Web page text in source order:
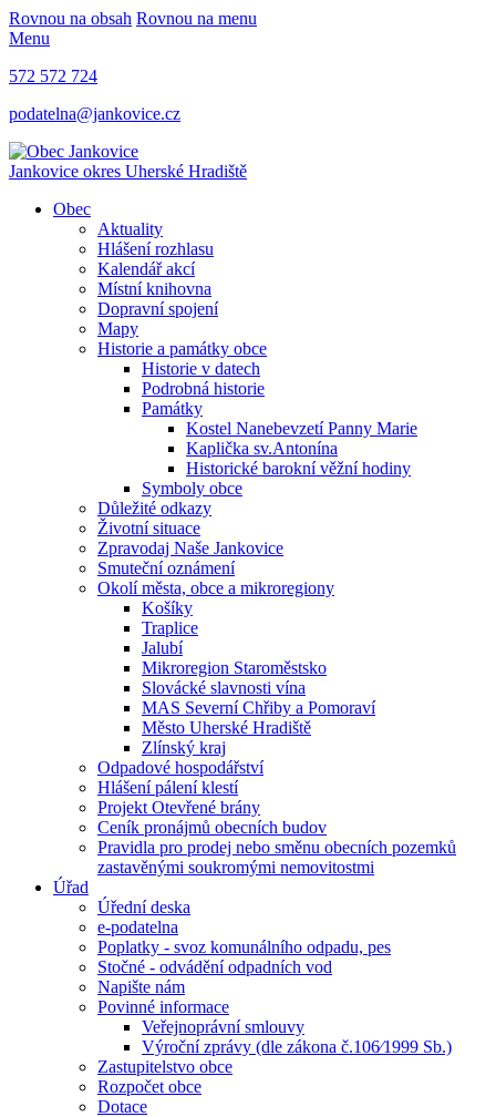
Rovnou na obsah Rovnou na menu
Menu
572 572 724
podatelna@jankovice.cz
Jankovice okres Uherské Hradiště
Obec
Aktuality
Hlášení rozhlasu
Kalendář akcí
Místní knihovna
Dopravní spojení
Mapy
Historie a památky obce
Historie v datech
Podrobná historie
Památky
Kostel Nanebevzetí Panny Marie
Kaplička sv.Antonína
Historické barokní věžní hodiny
Symboly obce
Důležité odkazy
Životní situace
Zpravodaj Naše Jankovice
Smuteční oznámení
Okolí města, obce a mikroregiony
Košíky
Traplice
Jalubí
Mikroregion Staroměstsko
Slovácké slavnosti vína
MAS Severní Chřiby a Pomoraví
Město Uherské Hradiště
Zlínský kraj
Odpadové hospodářství
Hlášení pálení klestí
Projekt Otevřené brány
Ceník pronájmů obecních budov
Pravidla pro prodej nebo směnu obecních pozemků
zastavěnými soukromými nemovitostmi
Úřad
Úřední deska
e-podatelna
Poplatky - svoz komunálního odpadu, pes
Stočné - odvádění odpadních vod
Napište nám
Povinné informace
Veřejnoprávní smlouvy
Výroční zprávy (dle zákona č.106⁄1999 Sb.)
Zastupitelstvo obce
Rozpočet obce
Dotace